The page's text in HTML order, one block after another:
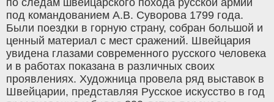
под командованием А.В. Суворова 1799 года.
Были поездки в горную страну, собран большой и
ценный материал с мест сражений. Швейцария
увидена глазами современного русского человека
и в работах показана в различных своих
проявлениях. Художница провела ряд выставок в
Швейцарии, представляя Русское искусство в год